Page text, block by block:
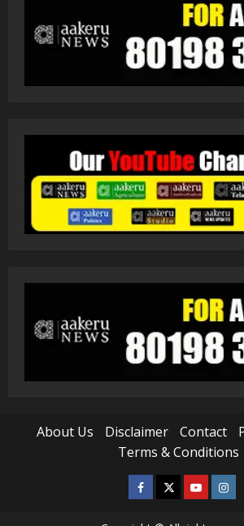
About Us Disclaimer Contact
Terms & Conditions